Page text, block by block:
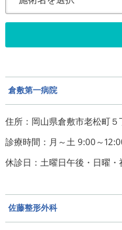
倉敷第一病院
住所：岡山県倉敷市老松町５
診療時間：月～土 9:00～
休診日：土曜日午後・日曜・
佐藤整形外科